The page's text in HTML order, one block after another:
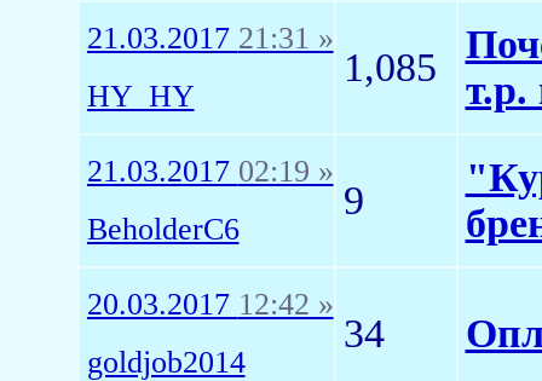
21.03.2017 21:31 »
HY_HY
1,085
т.р.
21.03.2017 02:19 »
BeholderC6
9
20.03.2017 12:42 »
goldjob2014
34